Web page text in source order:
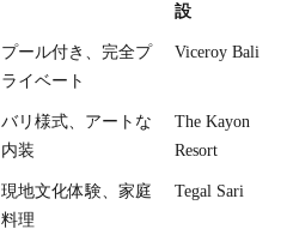
設
プール付き、完全プ
ライベート
Viceroy Bali
バリ様式、アートな
内装
The Kayon
Resort
現地文化体験、家庭
料理
Tegal Sari